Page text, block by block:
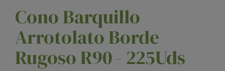
Cono Barquillo
Arrotolato Borde
Rugoso R90 - 225Uds